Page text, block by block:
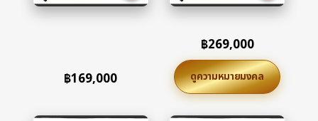
฿169,000
฿269,000
ดูความหมายมงคล